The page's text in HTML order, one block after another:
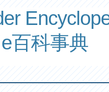
百科事典